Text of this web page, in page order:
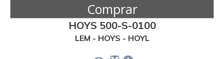
Comprar
HOYS 500-S-0100
LEM - HOYS - HOYL